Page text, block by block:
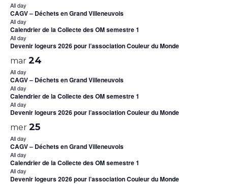
All day
CAGV – Déchets en Grand Villeneuvois
All day
Calendrier de la Collecte des OM semestre 1
All day
Devenir logeurs 2026 pour l’association Couleur du Monde
mar 24
All day
CAGV – Déchets en Grand Villeneuvois
All day
Calendrier de la Collecte des OM semestre 1
All day
Devenir logeurs 2026 pour l’association Couleur du Monde
mer 25
All day
CAGV – Déchets en Grand Villeneuvois
All day
Calendrier de la Collecte des OM semestre 1
All day
Devenir logeurs 2026 pour l’association Couleur du Monde